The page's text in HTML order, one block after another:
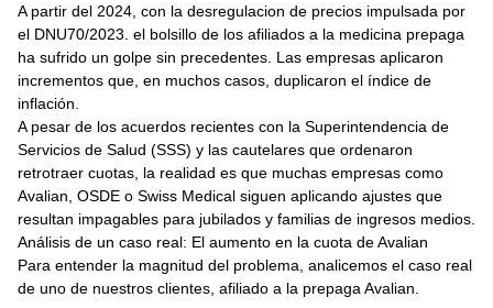
A partir del 2024, con la desregulacion de precios impulsada por
el DNU70/2023. el bolsillo de los afiliados a la medicina prepaga
ha sufrido un golpe sin precedentes. Las empresas aplicaron
incrementos que, en muchos casos, duplicaron el índice de
inflación.
A pesar de los acuerdos recientes con la Superintendencia de
Servicios de Salud (SSS) y las cautelares que ordenaron
retrotraer cuotas, la realidad es que muchas empresas como
Avalian, OSDE o Swiss Medical siguen aplicando ajustes que
resultan impagables para jubilados y familias de ingresos medios.
Análisis de un caso real: El aumento en la cuota de Avalian
Para entender la magnitud del problema, analicemos el caso real
de uno de nuestros clientes, afiliado a la prepaga Avalian.